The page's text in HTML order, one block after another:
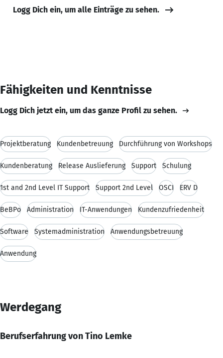
Logg Dich ein, um alle Einträge zu sehen.
Fähigkeiten und Kenntnisse
Logg Dich jetzt ein, um das ganze Profil zu sehen.
Projektberatung Kundenbetreuung Durchführung von Workshops
Kundenberatung Release Auslieferung Support Schulung
1st and 2nd Level IT Support Support 2nd Level OSCI ERV D
BeBPo Administration IT-Anwendungen Kundenzufriedenheit
Software Systemadministration Anwendungsbetreuung
Anwendung
Werdegang
Berufserfahrung von Tino Lemke